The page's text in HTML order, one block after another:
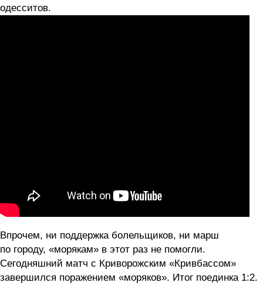
одесситов.
Впрочем, ни поддержка болельщиков, ни марш
по городу, «морякам» в этот раз не помогли.
Сегодняшний матч с Криворожским «Кривбассом»
завершился поражением «моряков». Итог поединка 1:2.